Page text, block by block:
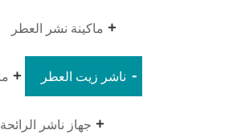
ماكينة نشر العطر
ناشر زيت العطر
جهاز ناشر الرائحة